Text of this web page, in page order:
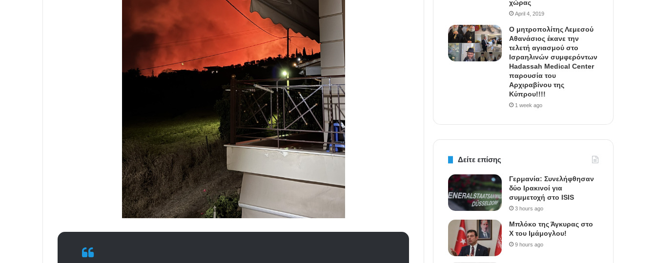
χώρας
April 4, 2019
Ο μητροπολίτης Λεμεσού
Αθανάσιος έκανε την
τελετή αγιασμού στο
Ισραηλινών συμφερόντων
Hadassah Medical Center
παρουσία του
Αρχιραβίνου της
Κύπρου!!!!
1 week ago
Δείτε επίσης
Γερμανία: Συνελήφθησαν
δύο Ιρακινοί για
συμμετοχή στο ISIS
3 hours ago
Μπλόκο της Άγκυρας στο
X του Ιμάμογλου!
9 hours ago